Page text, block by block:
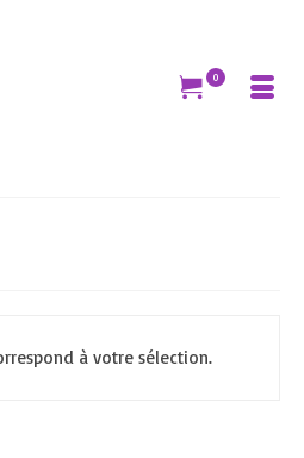
0
à votre sélection.